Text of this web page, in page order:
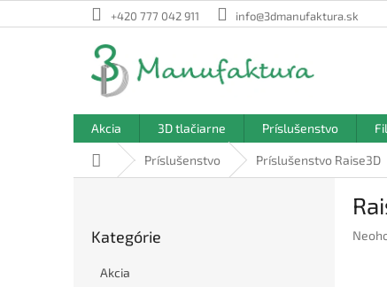
na
+420 777 042 911 info@3dmanufaktura.sk
Akcia 3D tlačiarne Príslušenstvo
DomovPríslušenstvo Príslušenstvo Raise3D
kategórie
Kategórie
Akcia